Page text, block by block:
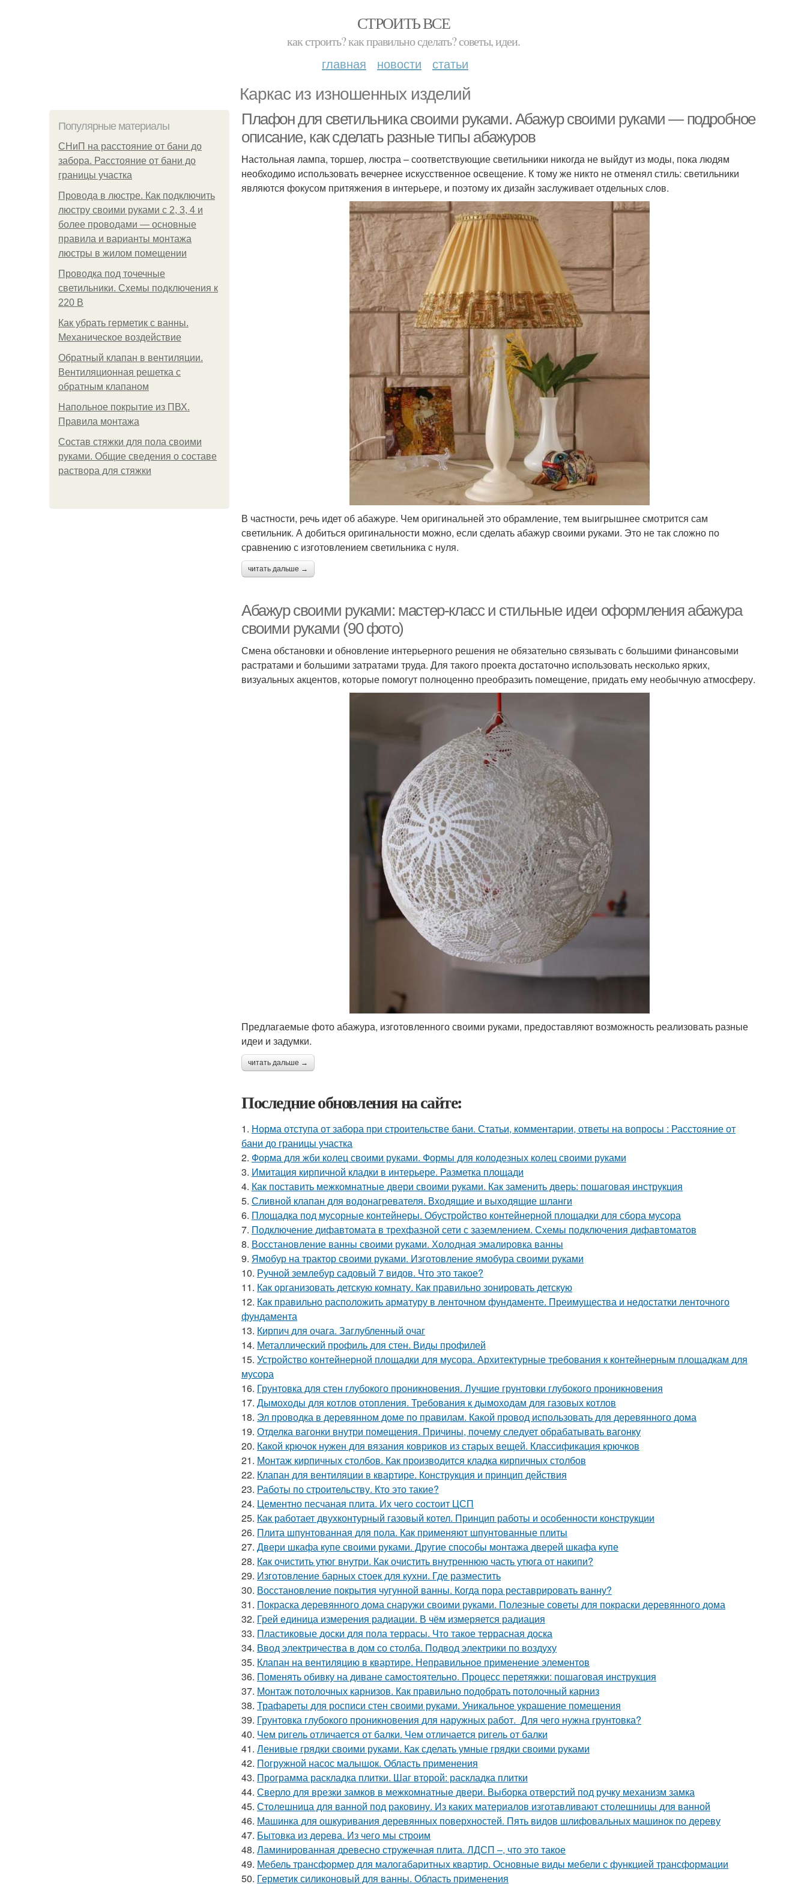
СТРОИТЬ ВСЕ
как строить? как правильно сделать? советы, идеи.
главная новости статьи
Каркас из изношенных изделий
Популярные материалы
СНиП на расстояние от бани до
забора. Расстояние от бани до
границы участка
Провода в люстре. Как подключить
люстру своими руками с 2, 3, 4 и
более проводами — основные
правила и варианты монтажа
люстры в жилом помещении
Проводка под точечные
светильники. Схемы подключения к
220 В
Как убрать герметик с ванны.
Механическое воздействие
Обратный клапан в вентиляции.
Вентиляционная решетка с
обратным клапаном
Напольное покрытие из ПВХ.
Правила монтажа
Состав стяжки для пола своими
руками. Общие сведения о составе
раствора для стяжки
Плафон для светильника своими руками. Абажур своими руками — подробное
описание, как сделать разные типы абажуров
Настольная лампа, торшер, люстра – соответствующие светильники никогда не выйдут из моды, пока людям
необходимо использовать вечернее искусственное освещение. К тому же никто не отменял стиль: светильники
являются фокусом притяжения в интерьере, и поэтому их дизайн заслуживает отдельных слов.
В частности, речь идет об абажуре. Чем оригинальней это обрамление, тем выигрышнее смотрится сам
светильник. А добиться оригинальности можно, если сделать абажур своими руками. Это не так сложно по
сравнению с изготовлением светильника с нуля.
читать дальше →
Абажур своими руками: мастер-класс и стильные идеи оформления абажура
своими руками (90 фото)
Смена обстановки и обновление интерьерного решения не обязательно связывать с большими финансовыми
растратами и большими затратами труда. Для такого проекта достаточно использовать несколько ярких,
визуальных акцентов, которые помогут полноценно преобразить помещение, придать ему необычную атмосферу.
Предлагаемые фото абажура, изготовленного своими руками, предоставляют возможность реализовать разные
идеи и задумки.
читать дальше →
Последние обновления на сайте:
1. Норма отступа от забора при строительстве бани. Статьи, комментарии, ответы на вопросы : Расстояние от
бани до границы участка
2. Форма для жби колец своими руками. Формы для колодезных колец своими руками
3. Имитация кирпичной кладки в интерьере. Разметка площади
4. Как поставить межкомнатные двери своими руками. Как заменить дверь: пошаговая инструкция
5. Сливной клапан для водонагревателя. Входящие и выходящие шланги
6. Площадка под мусорные контейнеры. Обустройство контейнерной площадки для сбора мусора
7. Подключение дифавтомата в трехфазной сети с заземлением. Схемы подключения дифавтоматов
8. Восстановление ванны своими руками. Холодная эмалировка ванны
9. Ямобур на трактор своими руками. Изготовление ямобура своими руками
10. Ручной землебур садовый 7 видов. Что это такое?
11. Как организовать детскую комнату. Как правильно зонировать детскую
12. Как правильно расположить арматуру в ленточном фундаменте. Преимущества и недостатки ленточного
фундамента
13. Кирпич для очага. Заглубленный очаг
14. Металлический профиль для стен. Виды профилей
15. Устройство контейнерной площадки для мусора. Архитектурные требования к контейнерным площадкам для
мусора
16. Грунтовка для стен глубокого проникновения. Лучшие грунтовки глубокого проникновения
17. Дымоходы для котлов отопления. Требования к дымоходам для газовых котлов
18. Эл проводка в деревянном доме по правилам. Какой провод использовать для деревянного дома
19. Отделка вагонки внутри помещения. Причины, почему следует обрабатывать вагонку
20. Какой крючок нужен для вязания ковриков из старых вещей. Классификация крючков
21. Монтаж кирпичных столбов. Как производится кладка кирпичных столбов
22. Клапан для вентиляции в квартире. Конструкция и принцип действия
23. Работы по строительству. Кто это такие?
24. Цементно песчаная плита. Их чего состоит ЦСП
25. Как работает двухконтурный газовый котел. Принцип работы и особенности конструкции
26. Плита шпунтованная для пола. Как применяют шпунтованные плиты
27. Двери шкафа купе своими руками. Другие способы монтажа дверей шкафа купе
28. Как очистить утюг внутри. Как очистить внутреннюю часть утюга от накипи?
29. Изготовление барных стоек для кухни. Где разместить
30. Восстановление покрытия чугунной ванны. Когда пора реставрировать ванну?
31. Покраска деревянного дома снаружи своими руками. Полезные советы для покраски деревянного дома
32. Грей единица измерения радиации. В чём измеряется радиация
33. Пластиковые доски для пола террасы. Что такое террасная доска
34. Ввод электричества в дом со столба. Подвод электрики по воздуху
35. Клапан на вентиляцию в квартире. Неправильное применение элементов
36. Поменять обивку на диване самостоятельно. Процесс перетяжки: пошаговая инструкция
37. Монтаж потолочных карнизов. Как правильно подобрать потолочный карниз
38. Трафареты для росписи стен своими руками. Уникальное украшение помещения
39. Грунтовка глубокого проникновения для наружных работ. Для чего нужна грунтовка?
40. Чем ригель отличается от балки. Чем отличается ригель от балки
41. Ленивые грядки своими руками. Как сделать умные грядки своими руками
42. Погружной насос малышок. Область применения
43. Программа раскладка плитки. Шаг второй: раскладка плитки
44. Сверло для врезки замков в межкомнатные двери. Выборка отверстий под ручку механизм замка
45. Столешница для ванной под раковину. Из каких материалов изготавливают столешницы для ванной
46. Машинка для ошкуривания деревянных поверхностей. Пять видов шлифовальных машинок по дереву
47. Бытовка из дерева. Из чего мы строим
48. Ламинированная древесно стружечная плита. ЛДСП –, что это такое
49. Мебель трансформер для малогабаритных квартир. Основные виды мебели с функцией трансформации
50. Герметик силиконовый для ванны. Область применения